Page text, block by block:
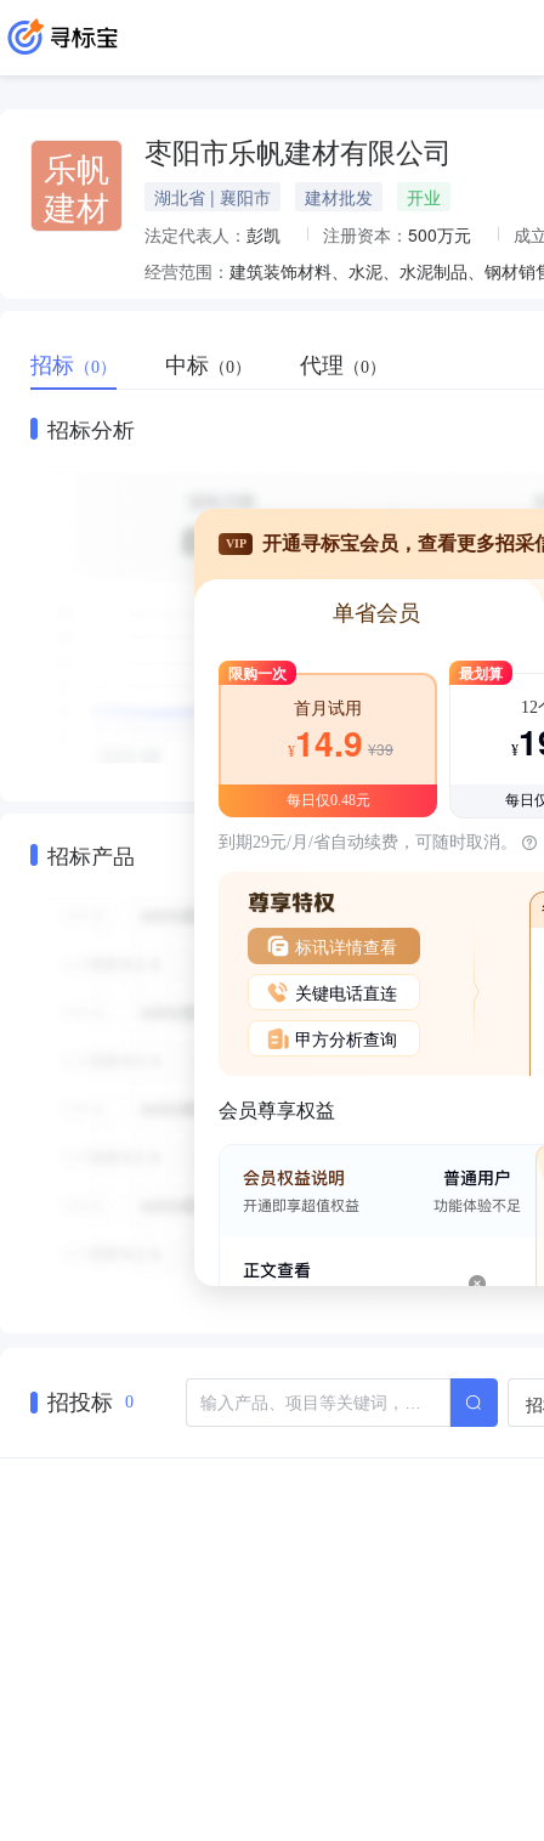
乐帆
建材
枣阳市乐帆建材有限公司
湖北省 | 襄阳市 建材批发
开业
法定代表人： 彭凯 注册资本： 500万元
成
经营范围： 建筑装饰材料、水泥、水泥制品、钢材
招标 （0） 中标 （0） 代理 （0）
招标分析
招标产品
VIP 开通寻标宝会员，查看更多招采
单省会员
限购一次
首月试用
¥14.9 ¥39
每日仅0.48元
最划算
12
¥
每日
到期29元/月/省自动续费，可随时取消。
标讯详情查看
关键电话直连
甲方分析查询
会员尊享权益
招投标 0